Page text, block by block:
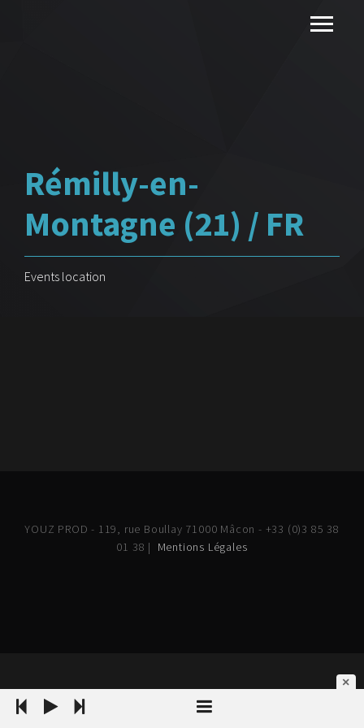
Rémilly-en-
Montagne (21) / FR
Events location
YOUZ PROD - 119, rue Boullay 71000 Mâcon - +33 (0)3 85 38
01 38 | Mentions Légales